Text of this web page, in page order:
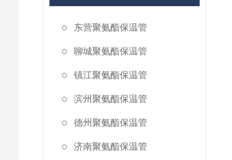
东营聚氨酯保温管
聊城聚氨酯保温管
镇江聚氨酯保温管
滨州聚氨酯保温管
德州聚氨酯保温管
济南聚氨酯保温管